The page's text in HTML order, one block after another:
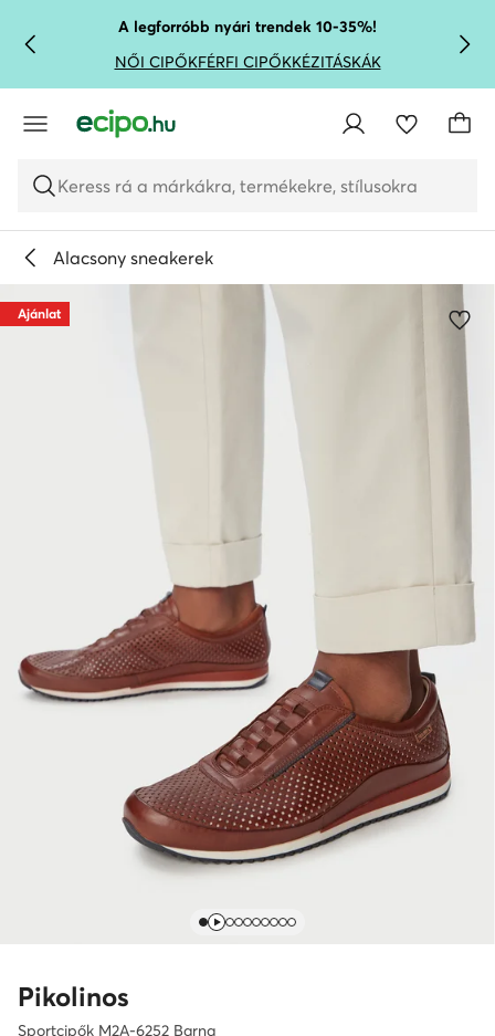
UGRÁS A FŐ TARTALOMRA
UGRÁS A KERESÉSHEZA legforróbb nyári trendek 10-35%!
NŐI CIPŐKFÉRFI CIPŐKKÉZITÁSKÁK
Keress rá a márkákra, termékekre, stílusokra
Alacsony sneakerek
Ajánlat
Pikolinos
Sportcipők M2A-6252 Barna